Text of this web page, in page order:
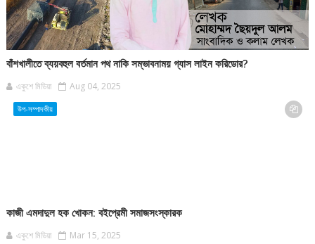
বাঁশখালীতে ব্যয়বহুল বর্তমান পথ নাকি সম্ভাবনাময় গ্যাস লাইন করিডোর?
একুশে মিডিয়া Aug 04, 2025
উপ-সম্পাদকীয়
কাজী এমদাদুল হক খোকন: বইপ্রেমী সমাজসংস্কারক
একুশে মিডিয়া Mar 15, 2025